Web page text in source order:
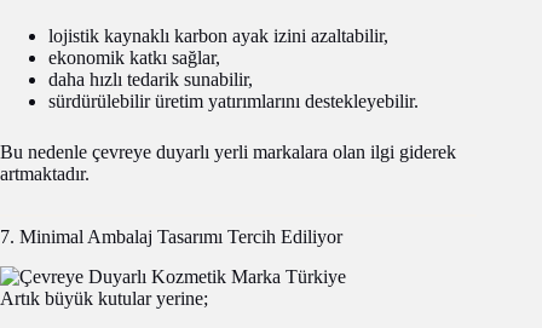
lojistik kaynaklı karbon ayak izini azaltabilir,
ekonomik katkı sağlar,
daha hızlı tedarik sunabilir,
sürdürülebilir üretim yatırımlarını destekleyebilir.
Bu nedenle çevreye duyarlı yerli markalara olan ilgi giderek
artmaktadır.
7. Minimal Ambalaj Tasarımı Tercih Ediliyor
Artık büyük kutular yerine;